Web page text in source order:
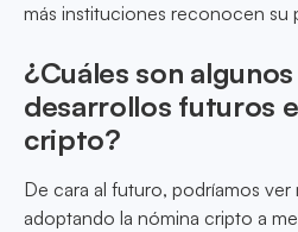
más instituciones reconocen su
¿Cuáles son
desarrollos futuros
cripto?
De cara al futuro, podríamos ver
adoptando la nómina cripto a